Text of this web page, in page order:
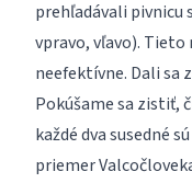
prehľadávali pivnicu
vpravo, vľavo). Tieto
neefektívne. Dali sa
Pokúšame sa zistiť,
každé dva susedné
priemer